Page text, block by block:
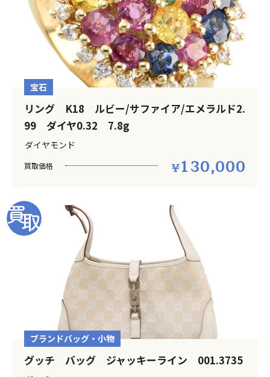
宝石
リング K18 ルビー/サファイア/エメラルド2.
99 ダイヤ0.32 7.8g
ダイヤモンド
買取価格 130,000
ブランドバッグ・小物
グッチ バッグ ジャッキーライン 001.3735